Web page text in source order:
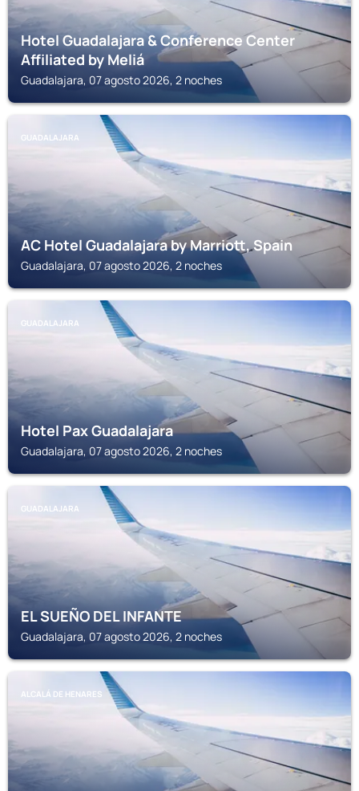
Hotel Guadalajara & Conference Center
Affiliated by Meliá
Guadalajara, 07 agosto 2026, 2 noches
GUADALAJARA
AC Hotel Guadalajara by Marriott, Spain
Guadalajara, 07 agosto 2026, 2 noches
GUADALAJARA
Hotel Pax Guadalajara
Guadalajara, 07 agosto 2026, 2 noches
GUADALAJARA
EL SUEÑO DEL INFANTE
Guadalajara, 07 agosto 2026, 2 noches
ALCALÁ DE HENARES